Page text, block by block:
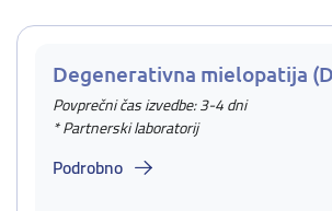
Degenerativna mielopatija
Povprečni čas izvedbe: 3-4 dni
* Partnerski laboratorij
Podrobno